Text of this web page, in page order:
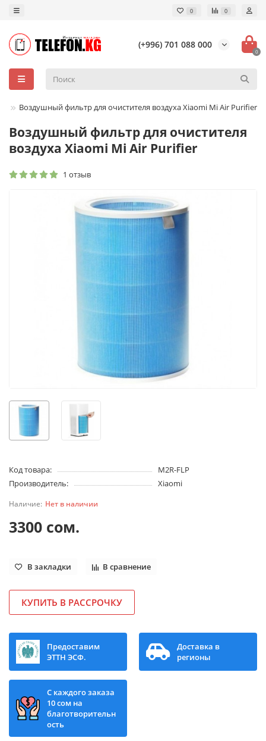
0 0
(+996) 701 088 000
0
Воздушный фильтр для очистителя воздуха Xiaomi Mi Air Purifier
Воздушный фильтр для очистителя
воздуха Xiaomi Mi Air Purifier
1 отзыв
Код товара:
M2R-FLP
Производитель:
Xiaomi
Нет в наличии
3300 сом.
В закладки В сравнение
КУПИТЬ В РАССРОЧКУ
Предоставим
ЭТТН ЭСФ.
Доставка в
регионы
С каждого заказа
10 сом на
благотворительн
ость